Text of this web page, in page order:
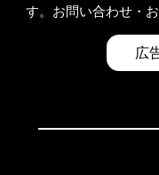
す。お問い合わせ・
広